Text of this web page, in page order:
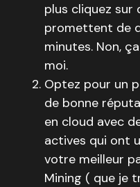
plus cliquez sur
promettent de
minutes. Non,
moi.
Optez pour un
de bonne
en cloud avec
actives qui ont
votre meilleur
Mining ( que je